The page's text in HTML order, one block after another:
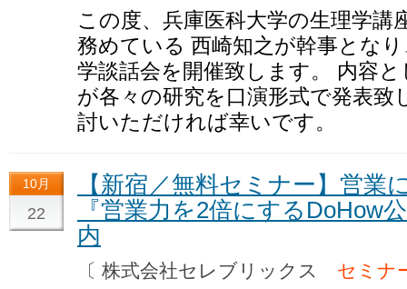
この度、兵庫医科大学の生理学講
務めている 西崎知之が幹事とな
学談話会を開催致します。 内容
が各々の研究を口演形式で発表
討いただければ幸いです。
10月
22
【新宿／無料セミナー】営業
『営業力を2倍にするDoHow
内
〔 株式会社セレブリックス セミナ